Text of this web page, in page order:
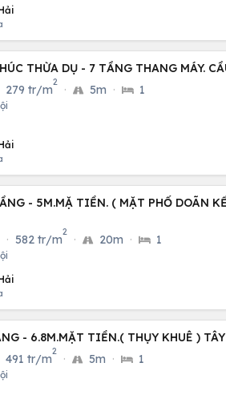
THỪA DỤ - 7 TẦNG THANG MÁY.
279 tr/m
2
· 5m · 1
- 5M.MẶ TIỀN. ( MẶT PHỐ DOÃN
· 582 tr/m
2
· 20m · 1
- 6.8M.MẶT TIỀN.( THỤY KHUÊ )
491 tr/m
2
· 5m · 1